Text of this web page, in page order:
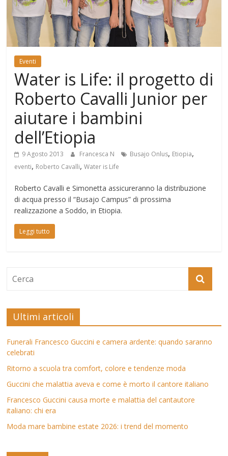
Mondo
Eventi
Water is Life: il progetto di
Roberto Cavalli Junior per
aiutare i bambini
dell’Etiopia
9 Agosto 2013 Francesca N Busajo Onlus, Etiopia,
eventi, Roberto Cavalli,Water is Life
Roberto Cavalli e Simonetta assicureranno la distribuzione
di acqua presso il “Busajo Campus” di prossima
realizzazione a Soddo, in Etiopia.
Leggi tutto
Ultimi articoli
Funerali Francesco Guccini e camera ardente: quando saranno
celebrati
Ritorno a scuola tra comfort, colore e tendenze moda
Guccini che malattia aveva e come è morto il cantore italiano
Francesco Guccini causa morte e malattia del cantautore
italiano: chi era
Moda mare bambine estate 2026: i trend del momento